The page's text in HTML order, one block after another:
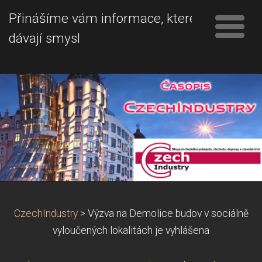
Přinášíme vám informace, které
dávají smysl
CzechIndustry > Výzva na Demolice budov v sociálně
vyloučených lokalitách je vyhlášena